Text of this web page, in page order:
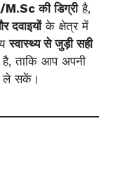
M.Sc की डिग्रीहै,
दवाइयोंके क्षेत्र में
स्वास्थ्य से जुड़ी सही
ताकि आप अपनी
ले सकें।